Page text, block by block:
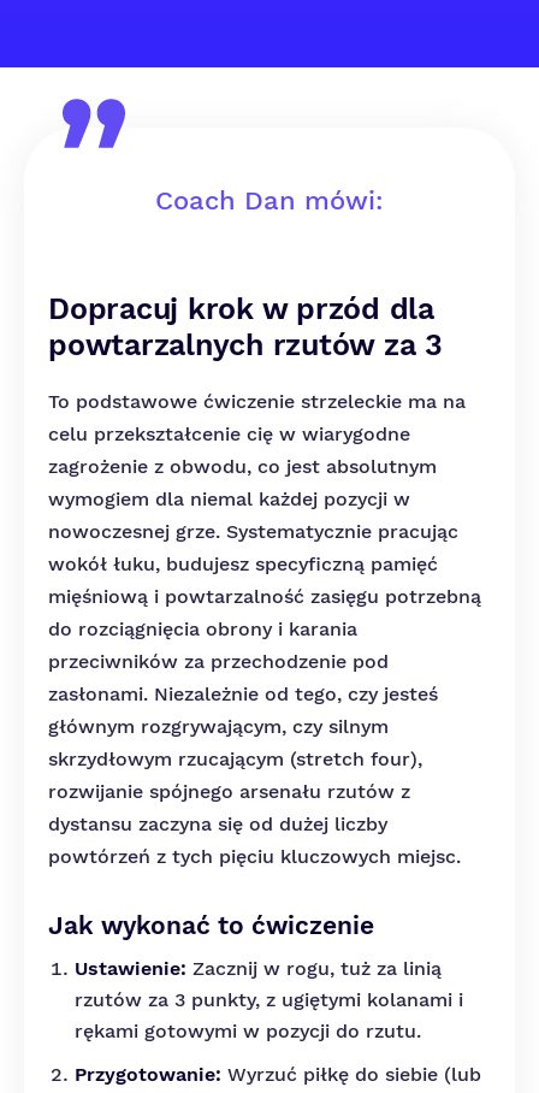
Coach Dan mówi:
Dopracuj krok w przód dla
powtarzalnych rzutów za 3
To podstawowe ćwiczenie strzeleckie ma na
celu przekształcenie cię w wiarygodne
zagrożenie z obwodu, co jest absolutnym
wymogiem dla niemal każdej pozycji w
nowoczesnej grze. Systematycznie pracując
wokół łuku, budujesz specyficzną pamięć
mięśniową i powtarzalność zasięgu potrzebną
do rozciągnięcia obrony i karania
przeciwników za przechodzenie pod
zasłonami. Niezależnie od tego, czy jesteś
głównym rozgrywającym, czy silnym
skrzydłowym rzucającym (stretch four),
rozwijanie spójnego arsenału rzutów z
dystansu zaczyna się od dużej liczby
powtórzeń z tych pięciu kluczowych miejsc.
Jak wykonać to ćwiczenie
Ustawienie: Zacznij w rogu, tuż za linią
rzutów za 3 punkty, z ugiętymi kolanami i
rękami gotowymi w pozycji do rzutu.
Przygotowanie: Wyrzuć piłkę do siebie (lub